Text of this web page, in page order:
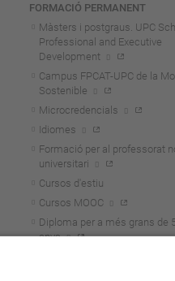
FORMACIÓ PERMANENT
Màsters i postgraus. UPC
Professional and Executive
Development
Campus FPCAT-UPC de la
Sostenible
Microcredencials
Idiomes
Formació per al professorat
universitari
Cursos d'estiu
Cursos MOOC
Diploma per a més grans de
anys